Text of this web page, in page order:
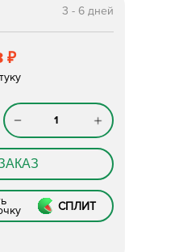
3 - 6 дней
₽
СПЛИТ